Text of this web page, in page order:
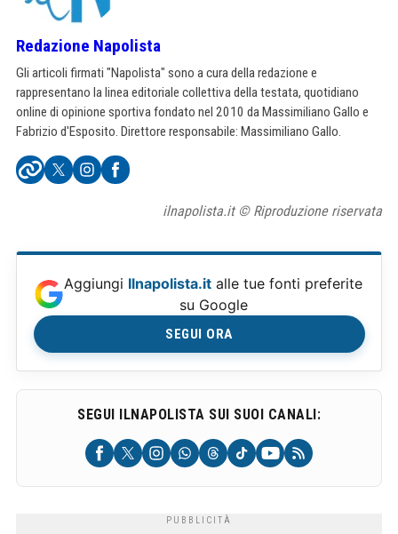
Redazione Napolista
Gli articoli firmati "Napolista" sono a cura della redazione e
rappresentano la linea editoriale collettiva della testata, quotidiano
online di opinione sportiva fondato nel 2010 da Massimiliano Gallo e
Fabrizio d'Esposito. Direttore responsabile: Massimiliano Gallo.
ilnapolista.it © Riproduzione riservata
Aggiungi Ilnapolista.it alle tue fonti preferite
su Google
SEGUI ORA
SEGUI ILNAPOLISTA SUI SUOI CANALI: